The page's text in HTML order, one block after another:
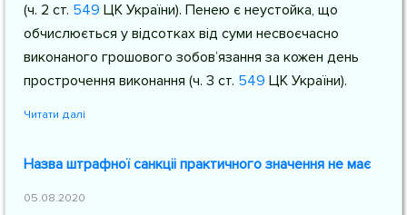
(ч. 2 ст. 549 ЦК України). Пенею є неустойка, що
обчислюється у відсотках від суми несвоєчасно
виконаного грошового зобов’язання за кожен день
прострочення виконання (ч. 3 ст. 549 ЦК України).
Читати далі
Назва штрафної санкціі практичного значення не має
05.08.2020